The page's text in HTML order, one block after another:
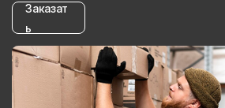
Заказат
ь